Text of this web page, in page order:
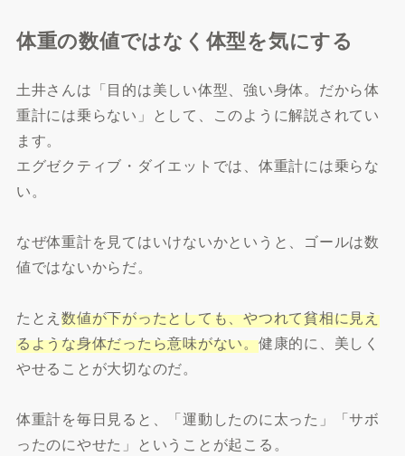
体重の数値ではなく体型を気にする
土井さんは「目的は美しい体型、強い身体。だから体
重計には乗らない」として、このように解説されてい
ます。
エグゼクティブ・ダイエットでは、体重計には乗らな
い。
なぜ体重計を見てはいけないかというと、ゴールは数
値ではないからだ。
たとえ数値が下がったとしても、やつれて貧相に見え
るような身体だったら意味がない。健康的に、美しく
やせることが大切なのだ。
体重計を毎日見ると、「運動したのに太った」「サボ
ったのにやせた」ということが起こる。